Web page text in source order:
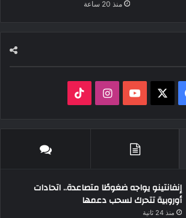
منذ 20 ساعة
فيسبوك ‫YouTubeانستقرام
إنفانتينو يواجه ضغوطًا متصاعدة.. اتحادات
أوروبية تتحرك لسحب دعمها
منذ 24 ثانية